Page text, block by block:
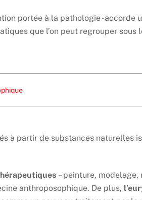
portée à la pathologie -accorde
que l’on peut regrouper sous
à partir de substances naturelles
– peinture,
anthroposophique. De plus,